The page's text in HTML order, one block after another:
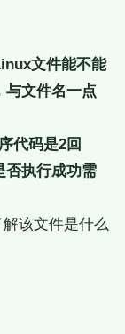
文件能不能
与文件名一点
代码是2回
否执行成功需
该文件是什么